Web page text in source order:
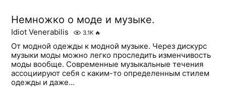
Немножко о моде и музыке.
Idiot Venerabilis 3.1K 🔥
От модной одежды к модной музыке. Через дискурс
музыки моды можно легко проследить изменчивость
моды вообще. Современные музыкальные течения
ассоциируют себя с каким-то определенным стилем
одежды и даже...